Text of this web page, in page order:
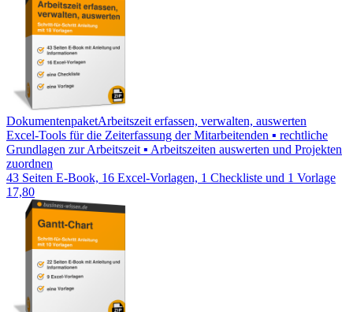
DokumentenpaketArbeitszeit erfassen, verwalten, auswerten
Excel-Tools für die Zeiterfassung der Mitarbeitenden ▪ rechtliche
Grundlagen zur Arbeitszeit ▪ Arbeitszeiten auswerten und Projekten
zuordnen
43 Seiten E-Book, 16 Excel-Vorlagen, 1 Checkliste und 1 Vorlage
17,80